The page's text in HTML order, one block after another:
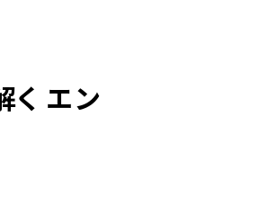
く エン